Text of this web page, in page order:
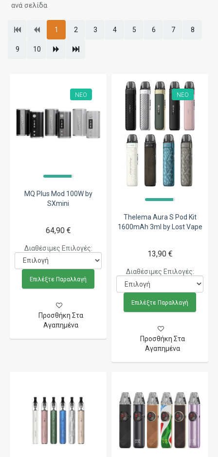
ανά σελίδα
1 2 3 4 5 6 7 8
9 10
ΝΈΟ
MQ Plus Mod 100W by
SXmini
64,90 €
Διαθέσιμες Επιλογές:
Επιλέξτε Παραλλαγή
Προσθήκη Στα
Αγαπημένα
ΝΈΟ
Thelema Aura S Pod Kit
1600mAh 3ml by Lost Vape
13,90 €
Διαθέσιμες Επιλογές:
Επιλέξτε Παραλλαγή
Προσθήκη Στα
Αγαπημένα